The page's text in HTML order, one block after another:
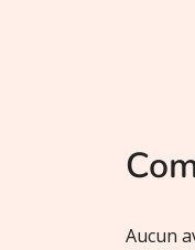
Aucun